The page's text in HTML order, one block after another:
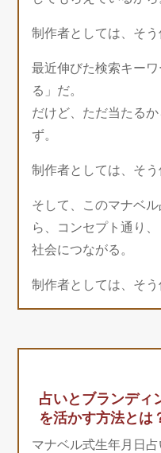
制作者としては、そう
最近伸びた検索キー
る」だ。
だけど、ただ当たる
ず。
制作者としては、そう
そして、このマナベ
ら、コンセプト通り
社会につながる。
制作者としては、そ
占いとブランディ
を活かす方法とは
マナベル式生年月日